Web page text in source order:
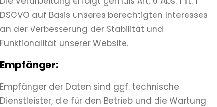
DSGVO auf Basis unseres berechtigten Interesses
an der Verbesserung der Stabilität und
Funktionalität unserer Website.
Empfänger:
Empfänger der Daten sind ggf. technische
Dienstleister, die für den Betrieb und die Wartung